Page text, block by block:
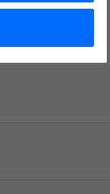
un événement
2025